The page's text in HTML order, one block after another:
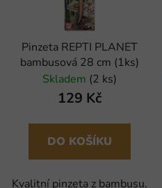
Pinzeta REPTI PLANET
bambusová 28 cm (1ks)
Skladem (2 ks)
129 Kč
DO KOŠÍKU
Kvalitní pinzeta z bambusu.